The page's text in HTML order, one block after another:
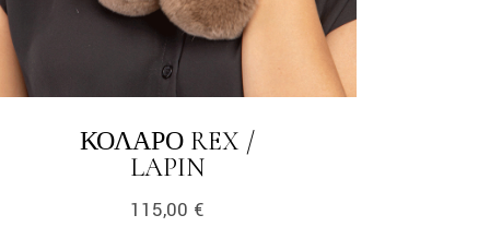
ΚΟΛΆΡΟ REX /
LAPINLINK
115,00 €